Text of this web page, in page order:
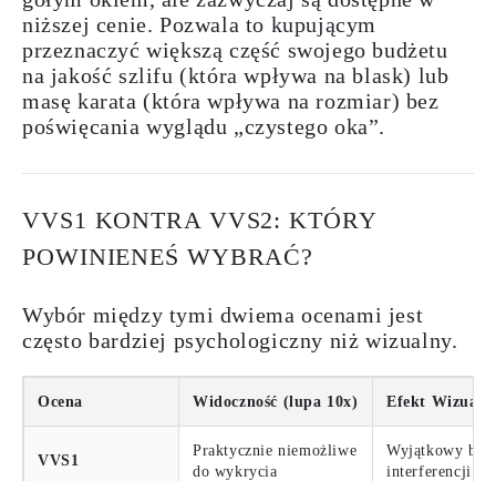
niższej cenie. Pozwala to kupującym
przeznaczyć większą część swojego budżetu
na jakość szlifu (która wpływa na blask) lub
masę karata (która wpływa na rozmiar) bez
poświęcania wyglądu „czystego oka”.
VVS1 KONTRA VVS2: KTÓRY
POWINIENEŚ WYBRAĆ?
Wybór między tymi dwiema ocenami jest
często bardziej psychologiczny niż wizualny.
Ocena Widoczność (lupa 10x) Efekt
VVS1
Praktycznie niemożliwe
do wykrycia
Wyjątkowy
interferencji